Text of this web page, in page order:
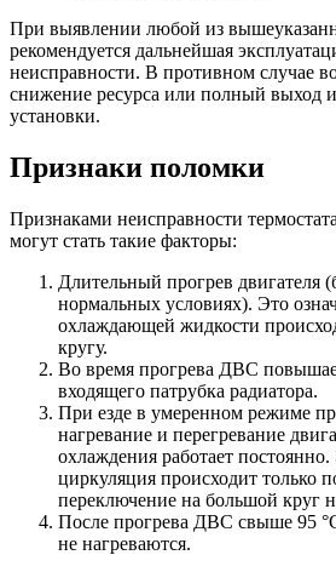
При выявлении любой из
рекомендуется дальнейшая
неисправности. В противном случае
снижение ресурса или полный выход
установки.
Признаки поломки
Признаками неисправности
могут стать такие факторы:
Длительный прогрев двигателя
нормальных условиях). Это
охлаждающей жидкости
кругу.
Во время прогрева ДВС
входящего патрубка радиатора.
При езде в умеренном режиме
нагревание и перегревание
охлаждения работает постоянно.
циркуляция происходит только
переключение на большой круг
После прогрева ДВС свыше 95
не нагреваются.